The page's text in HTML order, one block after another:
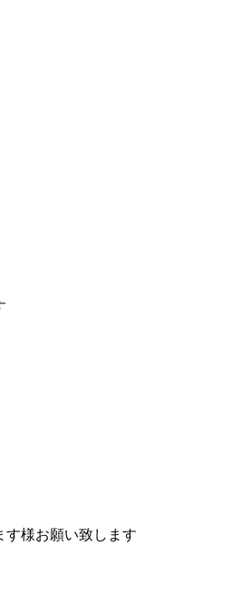
す様お願い致します